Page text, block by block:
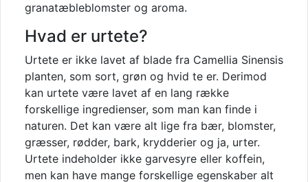
granatæbleblomster og aroma.
Hvad er urtete?
Urtete er ikke lavet af blade fra Camellia Sinensis
planten, som sort, grøn og hvid te er. Derimod
kan urtete være lavet af en lang række
forskellige ingredienser, som man kan finde i
naturen. Det kan være alt lige fra bær, blomster,
græsser, rødder, bark, krydderier og ja, urter.
Urtete indeholder ikke garvesyre eller koffein,
men kan have mange forskellige egenskaber alt